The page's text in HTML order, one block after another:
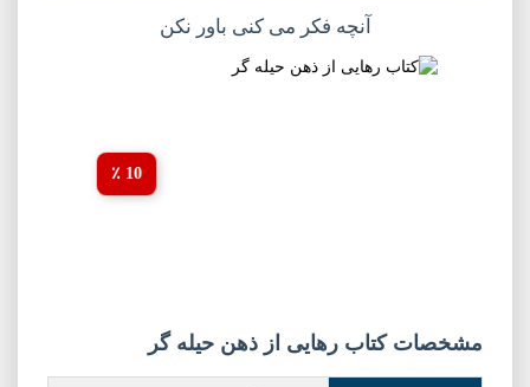
آنچه فکر می کنی باور نکن
10 ٪
مشخصات کتاب رهایی از ذهن حیله گر